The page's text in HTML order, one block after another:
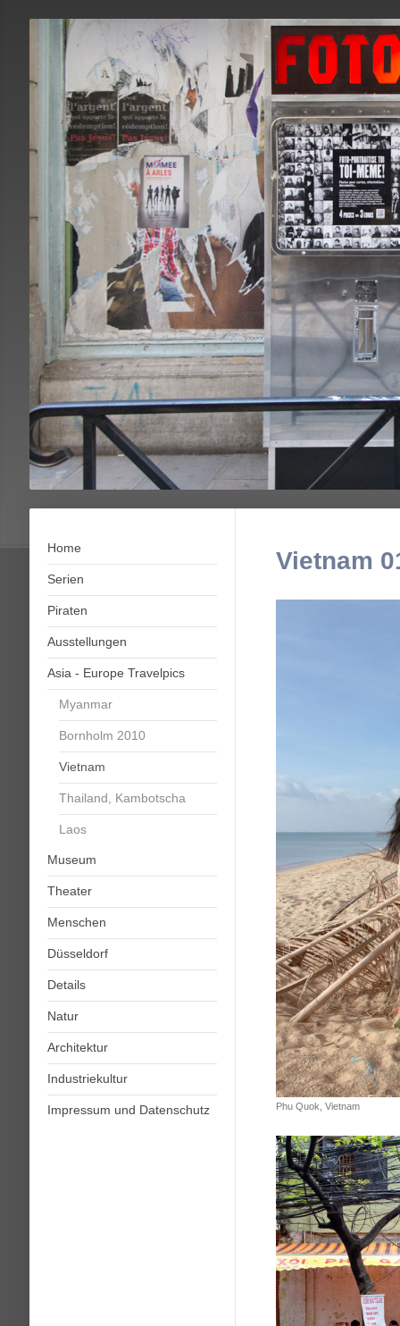
Home
Serien
Piraten
Ausstellungen
Asia - Europe Travelpics
Myanmar
Bornholm 2010
Vietnam
Thailand, Kambotscha
Laos
Museum
Theater
Menschen
Düsseldorf
Details
Natur
Architektur
Industriekultur
Impressum und Datenschutz
Vietnam
Phu Quok, Vietnam